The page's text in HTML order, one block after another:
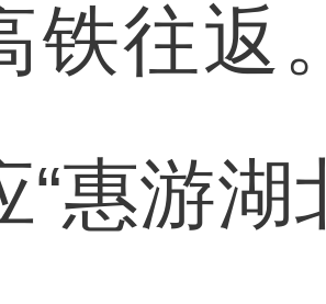
铁往返
“惠游